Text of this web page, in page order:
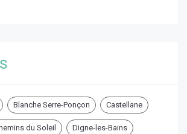
Blanche Serre-Ponçon Castellane
du Soleil Digne-les-Bains